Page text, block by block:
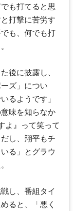
も打てると思
打撃に苦労す
も、何でも打
後に披露し、
ズ」につい
るようです」
味を知らなか
よ』って笑って
し、翔平もチ
る」とグラウ
し、番組タイ
ると、「悪く